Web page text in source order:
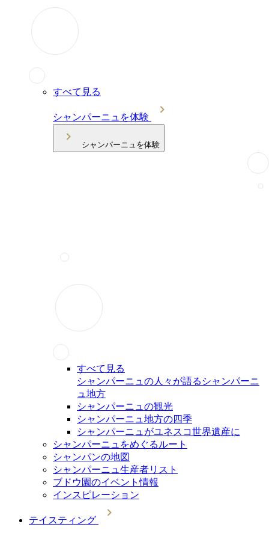
すべて見る
シャンパーニュを体験
シャンパーニュを体験
すべて見る
シャンパーニュの人々が語るシャンパーニ
ュ地方
シャンパーニュの観光
シャンパーニュ地方の四季
シャンパーニュがユネスコ世界遺産に
シャンパーニュをめぐるルート
シャンパンの地図
シャンパーニュ生産者リスト
ブドウ園のイベント情報
インスピレーション
テイスティング